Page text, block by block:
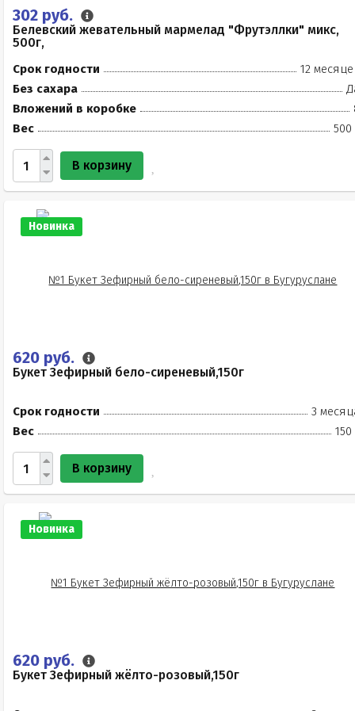
302 руб.
Белевский жевательный мармелад "Фрутэллки" микс,
500г,
Срок годности
12
Без сахара
Вложений в коробке
Вес
500
В корзину
Новинка
620 руб.
Букет Зефирный бело-сиреневый,150г
Срок годности
3
Вес
150
В корзину
Новинка
620 руб.
Букет Зефирный жёлто-розовый,150г